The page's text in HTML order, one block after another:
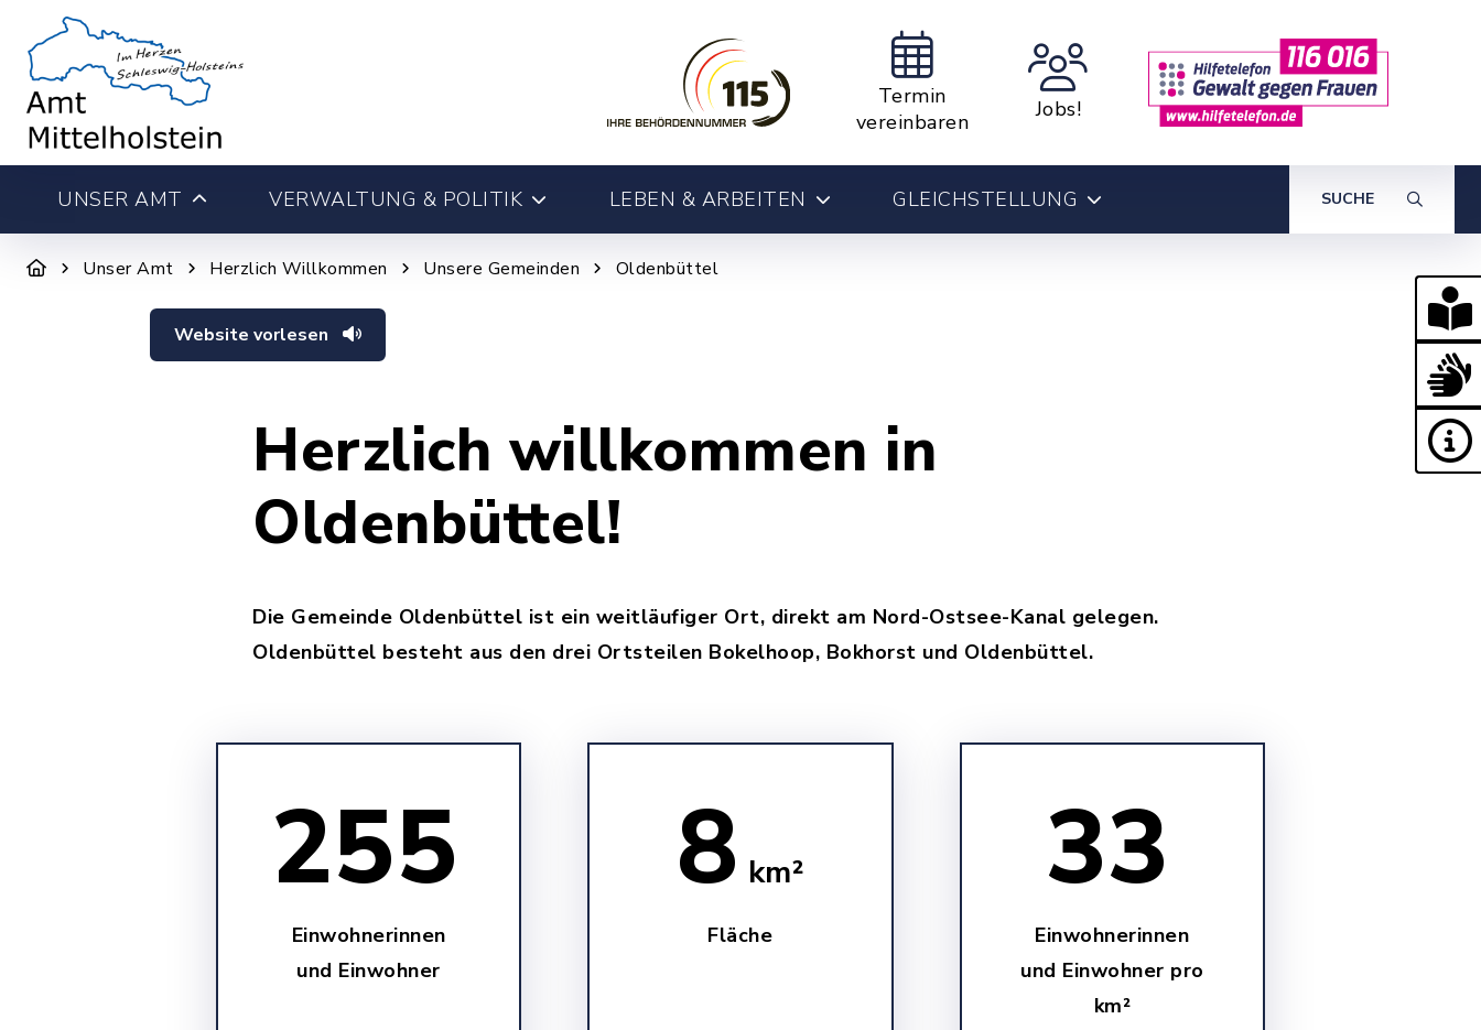
Termin
vereinbaren
Jobs!
UNSER AMT VERWALTUNG & POLITIK LEBEN & ARBEITEN GLEICHSTELLUNG SUCHE
Unser Amt Herzlich Willkommen Unsere Gemeinden Oldenbüttel
Website vorlesen
Herzlich willkommen in
Oldenbüttel!
Die Gemeinde Oldenbüttel ist ein weitläufiger Ort, direkt am Nord-Ostsee-Kanal gelegen.
Oldenbüttel besteht aus den drei Ortsteilen Bokelhoop, Bokhorst und Oldenbüttel.
255
Einwohnerinnen
und Einwohner
8 km²
Fläche
33
Einwohnerinnen
und Einwohner pro
km²